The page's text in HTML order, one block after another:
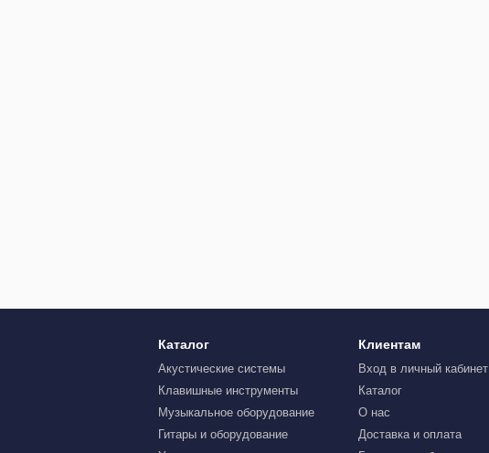
Каталог
Акустические системы
Клавишные инструменты
Музыкальное оборудование
Гитары и оборудование
Клиентам
Вход в личный кабинет
Каталог
О нас
Доставка и оплата